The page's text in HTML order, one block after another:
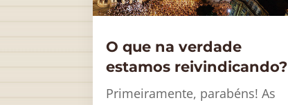
O que na verdade
estamos reivindicando?
Primeiramente, parabéns! As